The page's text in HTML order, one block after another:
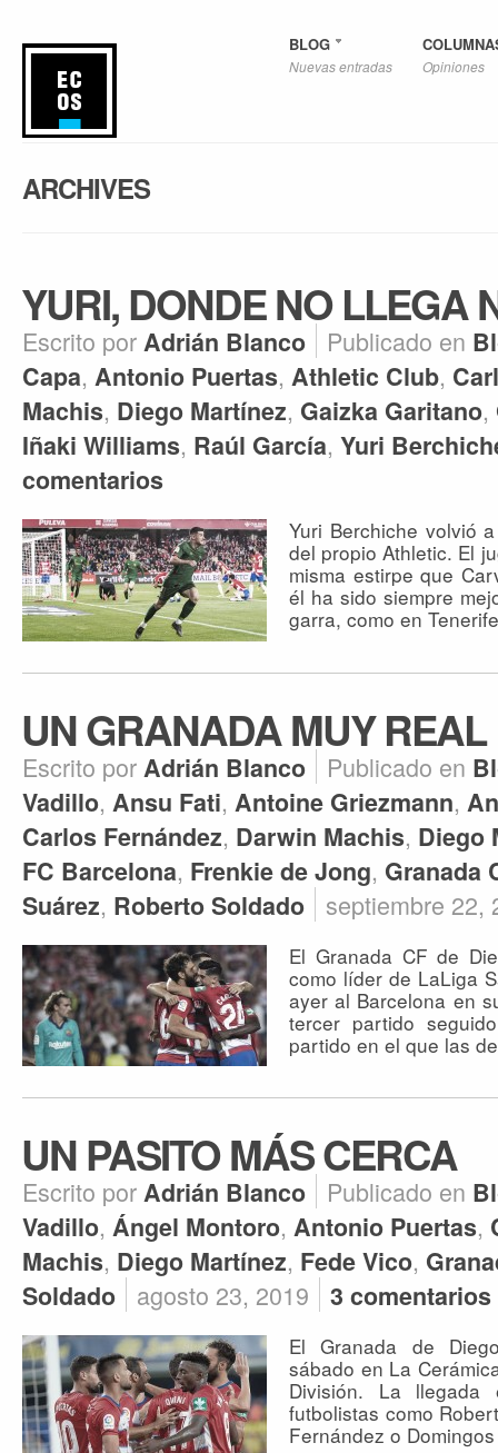
BLOG
Nuevas entradas Opiniones
ARCHIVES
YURI, DONDE NO LLEGA
Escrito porAdrián Blanco Publicado en
Capa, Antonio Puertas, Athletic Club,
Machis, Diego Martínez, Gaizka Garitano,
Iñaki Williams, Raúl García, Yuri
comentarios
Yuri Berchiche volvió
del propio Athletic. El
misma estirpe que
él ha sido siempre
garra, como en
UN GRANADA MUY REAL
Escrito porAdrián Blanco Publicado en
Vadillo, Ansu Fati, Antoine Griezmann,
Carlos Fernández, Darwin Machis, Diego
FC Barcelona, Frenkie de Jong, Granada
Suárez, Roberto Soldado septiembre 22,
El Granada CF de
como líder de LaLiga
ayer al Barcelona en
tercer partido
partido en el que las
UN PASITO MÁS CERCA
Escrito porAdrián Blanco Publicado en
Vadillo, Ángel Montoro, Antonio Puertas,
Machis, Diego Martínez, Fede Vico,
Soldado
agosto 23, 2019 3 comentarios
El Granada de
sábado en La
División. La
futbolistas como
Fernández o